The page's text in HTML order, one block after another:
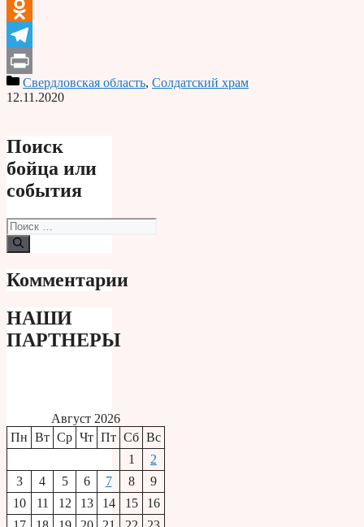
VK
Odnoklassniki
Telegram
PrintСвердловская область, Солдатский храм
12.11.2020
Поиск
бойца или
события
Поиск:
Комментарии
НАШИ
ПАРТНЕРЫ
Август 2026
Пн Вт Ср Чт Пт Сб Вс
1
2
3
4 5 6 7 8
9
10
11 12 13 14 15
16